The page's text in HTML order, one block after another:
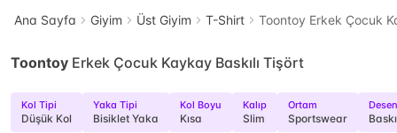
Ana Sayfa Giyim Üst Giyim T-Shirt Toontoy Erkek Çocuk
Toontoy Erkek Çocuk Kaykay Baskılı Tişört
Kol Tipi
Düşük Kol
Yaka Tipi
Bisiklet Yaka
Kol Boyu
Kısa
Kalıp
Slim
Ortam
Sportswear
Desen